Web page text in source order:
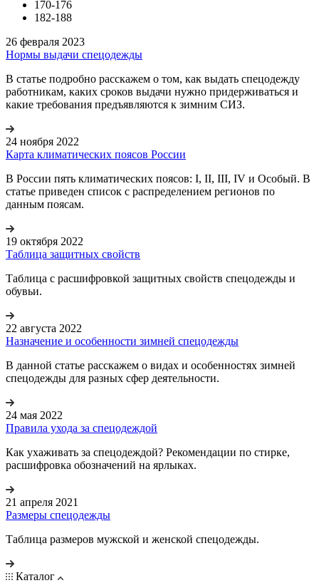
170-176
182-188
26 февраля 2023
Нормы выдачи спецодежды
В статье подробно расскажем о том, как выдать спецодежду
работникам, каких сроков выдачи нужно придерживаться и
какие требования предъявляются к зимним СИЗ.
24 ноября 2022
Карта климатических поясов России
В России пять климатических поясов: I, II, III, IV и Особый. В
статье приведен список с распределением регионов по
данным поясам.
19 октября 2022
Таблица защитных свойств
Таблица с расшифровкой защитных свойств спецодежды и
обувьи.
22 августа 2022
Назначение и особенности зимней спецодежды
В данной статье расскажем о видах и особенностях зимней
спецодежды для разных сфер деятельности.
24 мая 2022
Правила ухода за спецодеждой
Как ухаживать за спецодеждой? Рекомендации по стирке,
расшифровка обозначений на ярлыках.
21 апреля 2021
Размеры спецодежды
Таблица размеров мужской и женской спецодежды.
Каталог